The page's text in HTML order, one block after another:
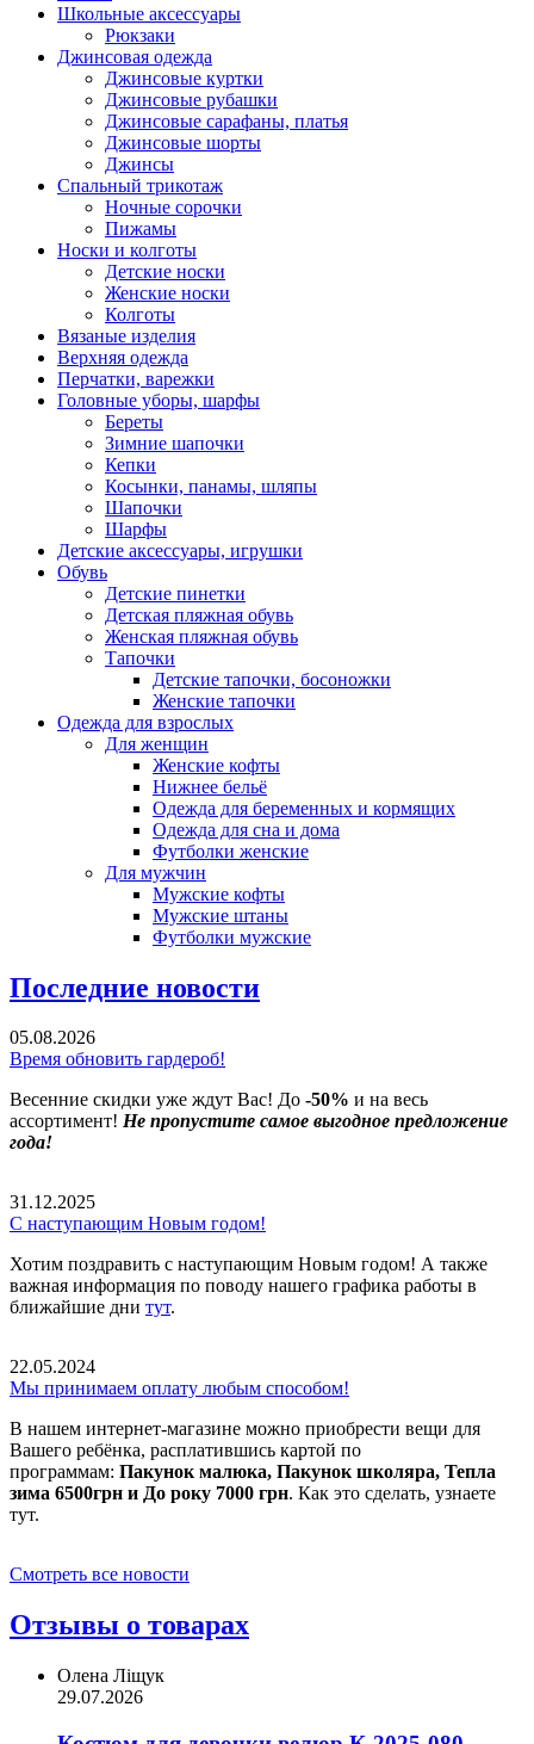
Школьные аксессуары
Рюкзаки
Джинсовая одежда
Джинсовые куртки
Джинсовые рубашки
Джинсовые сарафаны, платья
Джинсовые шорты
Джинсы
Спальный трикотаж
Ночные сорочки
Пижамы
Носки и колготы
Детские носки
Женские носки
Колготы
Вязаные изделия
Верхняя одежда
Перчатки, варежки
Головные уборы, шарфы
Береты
Зимние шапочки
Кепки
Косынки, панамы, шляпы
Шапочки
Шарфы
Детские аксессуары, игрушки
Обувь
Детские пинетки
Детская пляжная обувь
Женская пляжная обувь
Тапочки
Детские тапочки, босоножки
Женские тапочки
Одежда для взрослых
Для женщин
Женские кофты
Нижнее бельё
Одежда для беременных и кормящих
Одежда для сна и дома
Футболки женские
Для мужчин
Мужские кофты
Мужские штаны
Футболки мужские
Последние новости
05.08.2026
Время обновить гардероб!
Весенние скидки уже ждут Вас! До -50% и на весь
ассортимент! Не пропустите самое выгодное предложение
года!
31.12.2025
С наступающим Новым годом!
Хотим поздравить с наступающим Новым годом! А также
важная информация по поводу нашего графика работы в
ближайшие дни тут.
22.05.2024
Мы принимаем оплату любым способом!
В нашем интернет-магазине можно приобрести вещи для
Вашего ребёнка, расплатившись картой по
программам: Пакунок малюка, Пакунок школяра, Тепла
зима 6500грн и До року 7000 грн. Как это сделать, узнаете
тут.
Смотреть все новости
Отзывы о товарах
Олена Ліщук
29.07.2026